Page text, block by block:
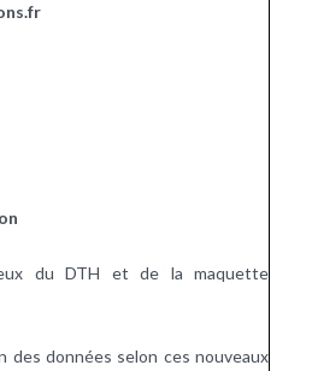
du DTH et de la maquette
des données selon ces nouveaux